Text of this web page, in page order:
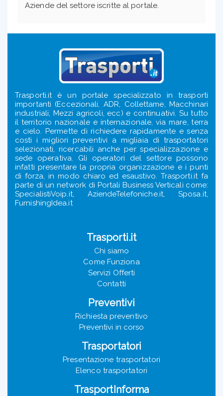
Aziende del settore iscritte al portale.
Trasporti.it è un portale specializzato in trasporti
importanti (Eccezionali, ADR, Collettame, Macchinari
industriali, Mezzi agricoli, ecc) e continuativi. Su tutto
il territorio nazionale e internazionale, via mare, terra
e cielo. Permette di richiedere rapidamente e senza
costi i migliori preventivi a migliaia di trasportatori
selezionati, ricercabili anche per specializzazione e
sede operativa. Gli operatori del settore possono
infatti presentare la propria organizzazione e i punti
di forza, in modo chiaro ed esaustivo. Trasporti.it fa
parte di un network di Portali Business Verticali come:
SpecialistiVoip.it, AziendeTelefoniche.it, Sposa.it,
FurnishingIdea.it
Trasporti.it
Chi siamo
Come Funziona
Servizi Offerti
Contatti
Preventivi
Richiesta preventivo
Preventivi in corso
Trasportatori
Presentazione trasportatori
Elenco trasportatori
TrasportInforma